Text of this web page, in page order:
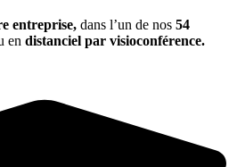
entreprise, dans l’un de nos 54
en distanciel par visioconférence.